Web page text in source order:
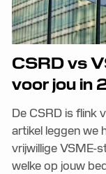
CSRD vs
voor jou in
De CSRD is flink
artikel leggen we
vrijwillige VSME-
welke op jouw